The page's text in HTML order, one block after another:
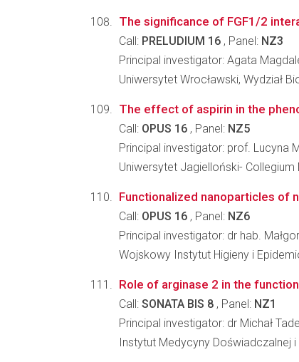
The significance of FGF1/2
Call: PRELUDIUM 16 , Panel: NZ3
Principal investigator: Agata
Uniwersytet Wrocławski, Wydział
The effect of aspirin in the
Call: OPUS 16 , Panel: NZ5
Principal investigator: prof. Lucyna
Uniwersytet Jagielloński- Collegium
Functionalized nanoparticles of
Call: OPUS 16 , Panel: NZ6
Principal investigator: dr hab.
Wojskowy Instytut Higieny i
Role of arginase 2 in the
Call: SONATA BIS 8 , Panel: NZ1
Principal investigator: dr Michał
Instytut Medycyny Doświadczalnej